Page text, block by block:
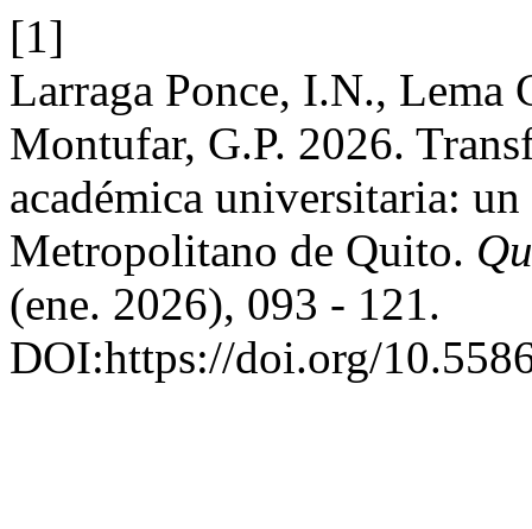
[1]
Larraga Ponce, I.N., Lema
Montufar, G.P. 2026.
académica universitaria:
Metropolitano de Quito.
(ene. 2026), 093 - 121.
DOI:https://doi.org/